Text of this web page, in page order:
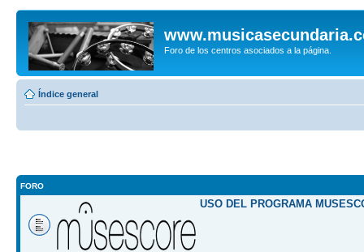
Foro de los centros asociados a la página.
Índice general
FORO
USO DEL PROGRAMA